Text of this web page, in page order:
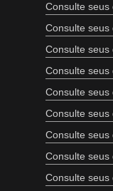
Consulte
Consulte seus
Consulte seus
Consulte seus
Consulte
Consulte seus
Consulte seus
Consulte seus
Consulte seus